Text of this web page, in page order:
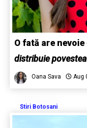
O fată are
distribuie
Oana Sava Aug
Stiri Botosani